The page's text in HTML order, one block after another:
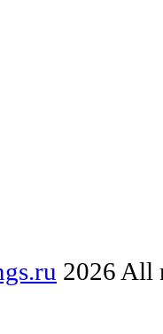
2026 All